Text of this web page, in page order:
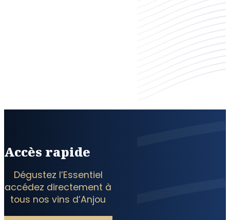
Accès rapide
Dégustez l’Essentiel
accédez directement à
tous nos vins d’Anjou